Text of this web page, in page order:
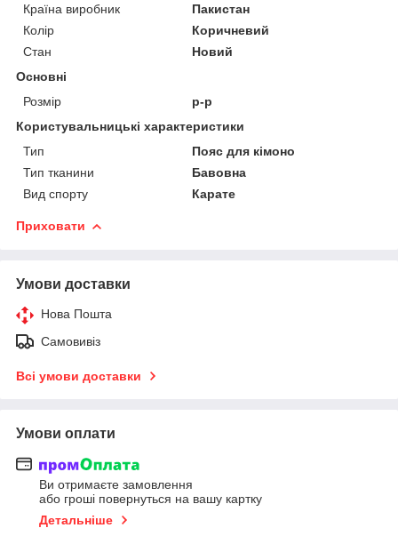
Країна виробник
Пакистан
Колір
Коричневий
Стан
Новий
Основні
Розмір
р-р
Користувальницькі характеристики
Тип
Пояс для кімоно
Тип тканини
Бавовна
Вид спорту
Карате
Приховати
Умови доставки
Нова Пошта
Самовивіз
Всі умови доставки
Умови оплати
Ви отримаєте замовлення
або гроші повернуться на вашу картку
Детальніше